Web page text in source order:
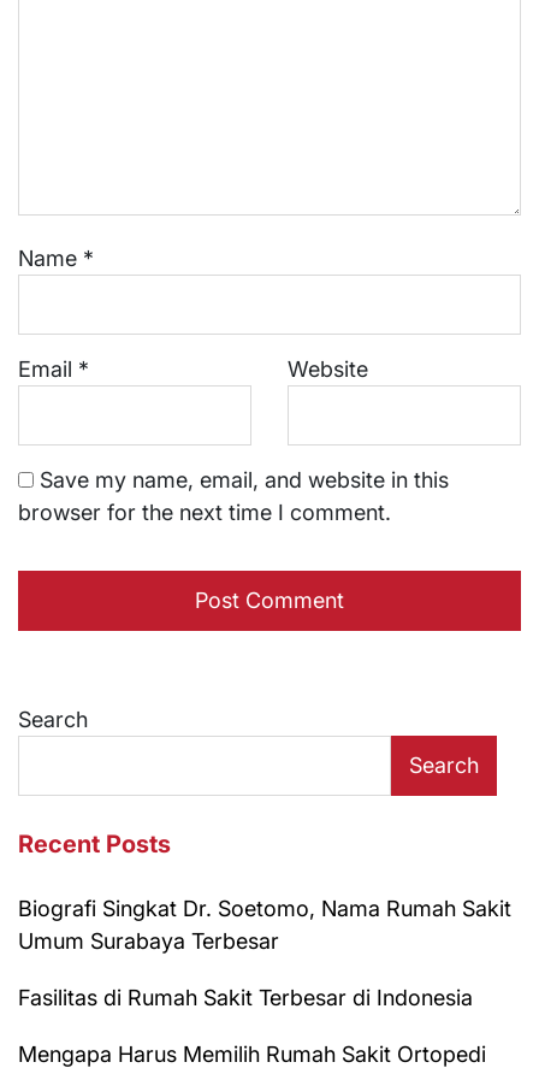
Name *
Email * Website
Save my name, email, and website in this
browser for the next time I comment.
Search
Search
Recent Posts
Biografi Singkat Dr. Soetomo, Nama Rumah Sakit
Umum Surabaya Terbesar
Fasilitas di Rumah Sakit Terbesar di Indonesia
Mengapa Harus Memilih Rumah Sakit Ortopedi